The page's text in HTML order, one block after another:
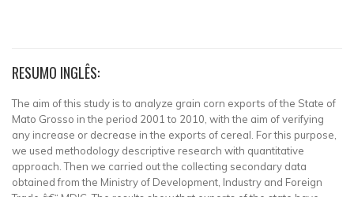
RESUMO INGLÊS:
The aim of this study is to analyze grain corn exports of the State of
Mato Grosso in the period 2001 to 2010, with the aim of verifying
any increase or decrease in the exports of cereal. For this purpose,
we used methodology descriptive research with quantitative
approach. Then we carried out the collecting secondary data
obtained from the Ministry of Development, Industry and Foreign